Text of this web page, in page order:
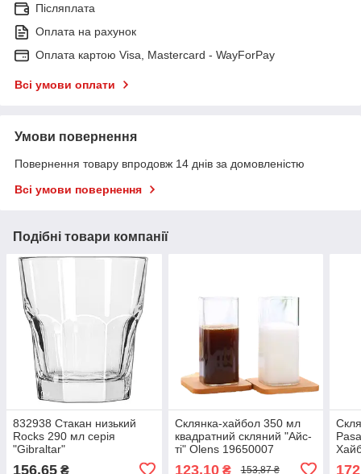
Післяплата
Оплата на рахунок
Оплата картою Visa, Mastercard - WayForPay
Всі умови оплати
Умови повернення
Повернення товару впродовж 14 днів за домовленістю
Всі умови повернення
Подібні товари компанії
832938 Стакан низький
Rocks 290 мл серія
"Gibraltar"
156,65 ₴
Склянка-хайбол 350 мл
квадратний скляний "Айс-
ті" Olens 19650007
123,10₴ 153,87 ₴